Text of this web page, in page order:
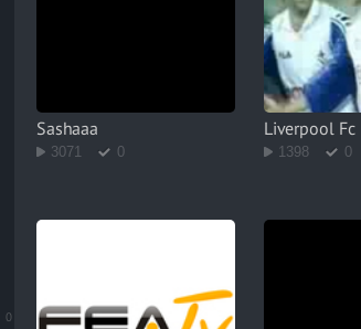
0
Sashaaa
3071 0
Liverpool Fc
1398 0